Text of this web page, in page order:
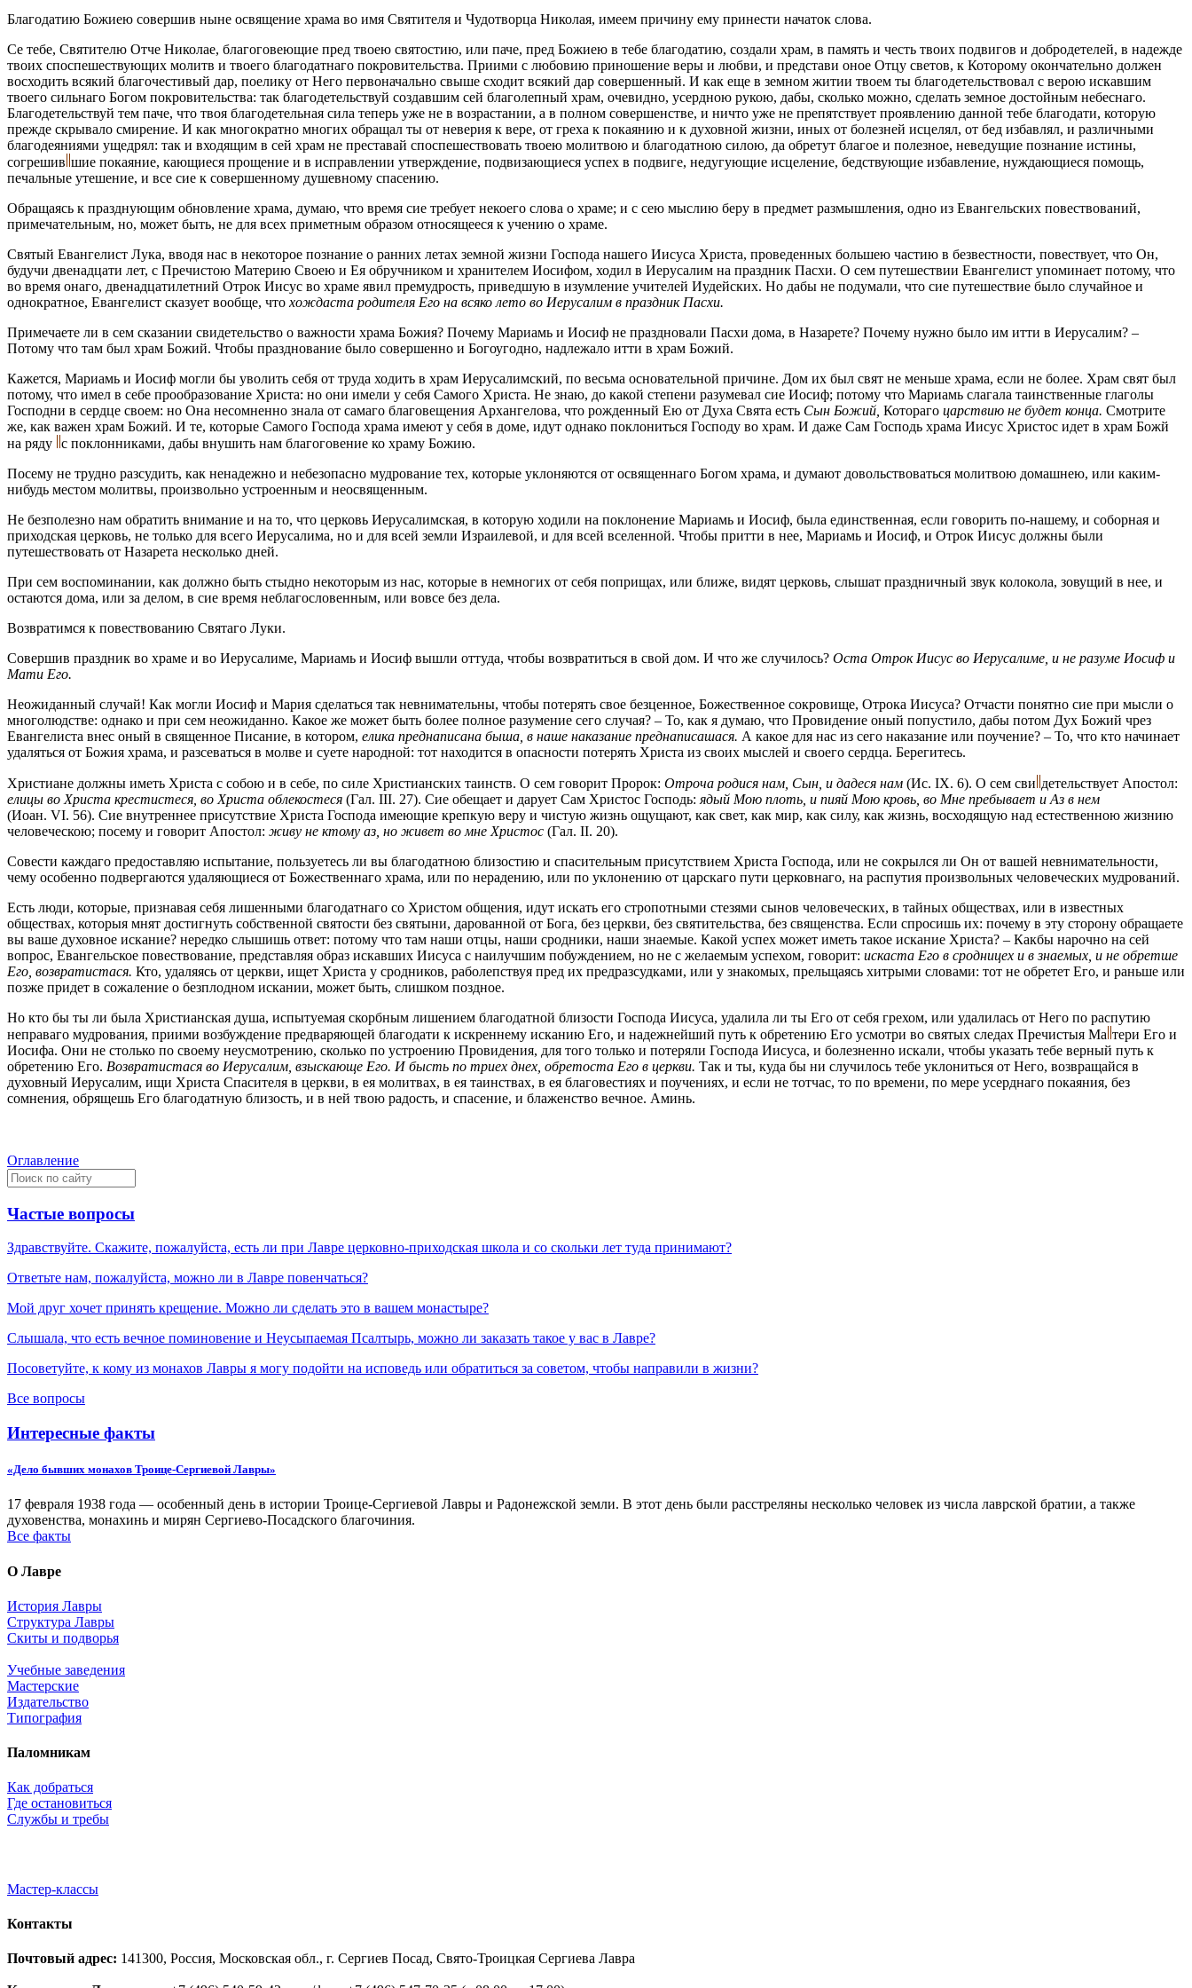
Благодатию Божиею совершив ныне освящение храма во имя Святителя и Чудотворца Николая, имеем причину ему принести начаток слова.
Се тебе, Святителю Отче Николае, благоговеющие пред твоею святостию, или паче, пред Божиею в тебе благодатию, создали храм, в память и честь твоих подвигов и добродетелей, в надежде
твоих споспешествующих молитв и твоего благодатнаго покровительства. Приими с любовию приношение веры и любви, и представи оное Отцу светов, к Которому окончательно должен
восходить всякий благочестивый дар, поелику от Него первоначально свыше сходит всякий дар совершенный. И как еще в земном житии твоем ты благодетельствовал с верою искавшим
твоего сильнаго Богом покровительства: так благодетельствуй создавшим сей благолепный храм, очевидно, усердною рукою, дабы, сколько можно, сделать земное достойным небеснаго.
Благодетельствуй тем паче, что твоя благодетельная сила теперь уже не в возрастании, а в полном совершенстве, и ничто уже не препятствует проявлению данной тебе благодати, которую
прежде скрывало смирение. И как многократно многих обращал ты от неверия к вере, от греха к покаянию и к духовной жизни, иных от болезней исцелял, от бед избавлял, и различными
благодеяниями ущедрял: так и входящим в сей храм не преставай споспешествовать твоею молитвою и благодатною силою, да обретут благое и полезное, неведущие познание истины,
согрешив шие покаяние, кающиеся прощение и в исправлении утверждение, подвизающиеся успех в подвиге, недугующие исцеление, бедствующие избавление, нуждающиеся помощь,
печальные утешение, и все сие к совершенному душевному спасению.
Обращаясь к празднующим обновление храма, думаю, что время сие требует некоего слова о храме; и с сею мыслию беру в предмет размышления, одно из Евангельских пoвествований,
примечательным, но, может быть, не для всех приметным образом относящееся к учению о храме.
Святый Евангелист Лука, вводя нас в некоторое познание о ранних летах земной жизни Господа нашего Иисуса Христа, проведенных большею частию в безвестности, пoвествует, что Он,
будучи двенадцати лет, с Пречистою Материю Своею и Ея обручником и хранителем Иосифом, ходил в Иерусалим на праздник Пасхи. О сем путешествии Евангелист упоминает потому, что
во время онаго, двенадцатилетний Отрок Иисус во храме явил премудрость, приведшую в изумление учителей Иудейских. Но дабы не подумали, что сие путешествие было случайное и
однократное, Евангелист сказует вообще, что хождаста родителя Его на всяко лето во Иерусалим в праздник Пасхи.
Примечаете ли в сем сказании свидетельство о важности храма Божия? Почему Мариамь и Иосиф не праздновали Пасхи дома, в Назарете? Почему нужно было им итти в Иepycaлим? –
Потому что там был храм Божий. Чтобы празднование было совершенно и Богоугодно, надлежало итти в храм Божий.
Кажется, Мариамь и Иосиф могли бы уволить себя от труда ходить в храм Иерусалимский, по весьма основательной причине. Дом их был свят не меньше храма, если не более. Храм свят был
потому, что имел в себе прообразование Христа: но они имели у себя Самого Христа. Не знаю, до какой степени разумевал сие Иосиф; потому что Мариамь слагала таинственные глаголы
Господни в сердце своем: но Она несомненно знала от самаго благовещения Архангелова, что рожденный Ею от Духа Свята есть Сын Божий, Котораго царствию не будет конца. Смотрите
же, как важен храм Божий. И те, которые Самого Господа храма имеют у себя в доме, идут однако поклониться Господу во храм. И даже Сам Господь храма Иисус Христос идет в храм Божй
на ряду с поклонниками, дабы внушить нам благоговение ко храму Божию.
Посему не трудно разсудить, как ненадежно и небезопасно мудрование тех, которые уклоняются от освященнаго Богом храма, и думают довольствоваться молитвою домашнею, или каким-
нибудь местом молитвы, произвольно устроенным и неосвященным.
Не безполезно нам обратить внимание и на то, что церковь Иерусалимская, в которую ходили на поклонение Мариамь и Иосиф, была единственная, если говорить по-нашему, и соборная и
приходская церковь, не только для всего Иepyсалима, но и для всей земли Израилевой, и для всей вселенной. Чтобы притти в нее, Мариамь и Иосиф, и Отрок Иисус должны были
путешествовать от Назарета несколько дней.
При сем воспоминании, как должно быть стыдно некоторым из нас, которые в немногих от себя поприщах, или ближе, видят церковь, слышат праздничный звук колокола, зовущий в нее, и
остаются дома, или за делом, в сие время неблагословенным, или вовсе без дела.
Возвратимся к повествованию Святаго Луки.
Совершив праздник во храме и во Иерусалиме, Мариамь и Иосиф вышли оттуда, чтобы возвратиться в свой дом. И что же случилось? Оста Отрок Иисус во Иерусалиме, и не разуме Иocиф и
Мати Его.
Неожиданный случай! Как могли Иосиф и Мария сделаться так невнимательны, чтобы потерять свое безценное, Божественное сокровище, Отрока Иисуса? Отчасти понятно сие при мысли о
многолюдстве: однако и при сем неожиданно. Какое же может быть более полное разумение сего случая? – То, как я думаю, что Провидение оный попустило, дабы потом Дух Божий чрез
Евангелиста внес оный в священное Писание, в котором, елика преднаписана быша, в наше наказание преднаписашася. А какое для нас из сего наказание или поучение? – То, что кто начинает
удаляться от Божия храма, и разсеваться в молве и суете народной: тот находится в опасности потерять Xpиcтa из своих мыслей и своего сердца. Берегитесь.
Христиане должны иметь Христа с собою и в себе, по силе Христианских таинств. О сем говорит Пророк: Ompoча родися нам, Сын, и дадеся нам (Ис. IX. 6). О сем сви детельствует Апостол:
елицы во Xpиcma крестистеся, во Христа облекостеся (Гал. III. 27). Cиe обещает и дарует Сам Христос Господь: ядый Мою плоть, и пияй Мою кровь, во Мне пребывает и Аз в нем
(Иоан. VI. 56). Сие внутреннее присутствие Христа Господа имеющие крепкую веру и чистую жизнь ощущают, как свет, как мир, как силу, как жизнь, восходящую над естественною жизнию
человеческою; посему и говорит Апостол: живу не ктому аз, но живет во мне Христос (Гал. II. 20).
Совести каждаго предоставляю испытание, пользуетесь ли вы благодатною близостию и спасительным присутствием Христа Господа, или не сокрылся ли Он от вашей невнимательности,
чему особенно подвергаются удаляющиеся от Божественнаго храма, или по нерадению, или по уклонению от царскаго пути церковнаго, на распутия произвольных человеческих мудрований.
Есть люди, которые, признавая себя лишенными благодатнаго со Христом общения, идут искать его стропотными стезями сынов человеческих, в тайных обществах, или в известных
обществах, которыя мнят достигнуть собственной святости без святыни, дарованной от Бога, без церкви, без святительства, без священства. Если спросишь их: почему в эту сторону обращаете
вы ваше духовное искание? нередко слышишь ответ: потому что там наши отцы, наши сродники, наши знаемые. Какой успех может иметь такое искание Xpиста? – Какбы нарочно на сей
вопрос, Евангельское повествование, представляя образ искавших Иисуса с наилучшим побуждением, но не с желаемым успехом, говорит: искаста Его в сродницех и в знаемых, и не обретше
Его, возвратистася. Кто, удаляясь от церкви, ищет Христа у сродников, раболепствуя пред их предразсудками, или у знакомых, прельщаясь хитрыми словами: тот не обретет Его, и раньше или
позже придет в сожаление о безплодном искании, может быть, слишком поздное.
Но кто бы ты ли была Христианская душа, испытуемая скорбным лишением благодатной близости Господа Иисуса, удалила ли ты Его от себя грехом, или удалилась от Него по распутию
неправаго мудрования, приими возбуждение предваряющей благодати к искреннему исканию Его, и надежнейший путь к обретению Его усмотри во святых следах Пречистыя Ма тери Его и
Иосифа. Они не столько по своему неусмотрению, сколько по устроению Провидения, для того только и потеряли Господа Ииcyca, и болезненно искали, чтобы указать тебе верный путь к
обретению Его. Возвратистася во Иерусалим, взыскающе Его. И бысть по триех днех, обретоста Его в церкви. Так и ты, куда бы ни случилось тебе уклониться от Него, возвращайся в
духовный Иерусалим, ищи Христа Спасителя в церкви, в ея молитвах, в ея таинствах, в ея благовестиях и поучениях, и если не тотчас, то по времени, по мере усерднаго покаяния, без
сомнения, обрящешь Его благодатную близость, и в ней твою радость, и спасение, и блаженство вечное. Аминь.
Оглавление
Частые вопросы
Здравствуйте. Скажите, пожалуйста, есть ли при Лавре церковно-приходская школа и со скольки лет туда принимают?
Ответьте нам, пожалуйста, можно ли в Лавре повенчаться?
Мой друг хочет принять крещение. Можно ли сделать это в вашем монастыре?
Слышала, что есть вечное поминовение и Неусыпаемая Псалтырь, можно ли заказать такое у вас в Лавре?
Посоветуйте, к кому из монахов Лавры я могу подойти на исповедь или обратиться за советом, чтобы направили в жизни?
Все вопросы
Интересные факты
«Дело бывших монахов Троице-Сергиевой Лавры»
17 февраля 1938 года — особенный день в истории Троице-Сергиевой Лавры и Радонежской земли. В этот день были расстреляны несколько человек из числа лаврской братии, а также
духовенства, монахинь и мирян Сергиево-Посадского благочиния.
Все факты
О Лавре
История Лавры
Структура Лавры
Скиты и подворья
Учебные заведения
Мастерские
Издательство
Типография
Паломникам
Как добраться
Где остановиться
Службы и требы
Мастер-классы
Контакты
Почтовый адрес: 141300, Россия, Московская обл., г. Сергиев Посад, Свято-Троицкая Сергиева Лавра